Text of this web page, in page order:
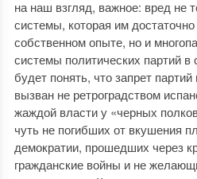
на наш взгляд, важное: вред не
системы, которая им
собственном опыте, но и
системы политических партий
будет понять, что запрет
вызван не ретроградством
жаждой власти у «черных
чуть не погибших от вкушения
демократии, прошедших через
гражданские войны и не